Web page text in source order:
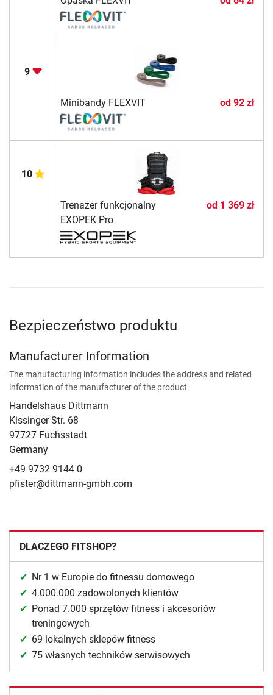
9
Minibandy FLEXVIT od 92 zł
10
Trenażer funkcjonalny
EXOPEK Pro
od 1 369 zł
Bezpieczeństwo produktu
Manufacturer Information
The manufacturing information includes the address and related
information of the manufacturer of the product.
Handelshaus Dittmann
Kissinger Str. 68
97727 Fuchsstadt
Germany
+49 9732 9144 0
pfister@dittmann-gmbh.com
DLACZEGO FITSHOP?
Nr 1 w Europie do fitnessu domowego
4.000.000 zadowolonych klientów
Ponad 7.000 sprzętów fitness i akcesoriów
treningowych
69 lokalnych sklepów fitness
75 własnych techników serwisowych